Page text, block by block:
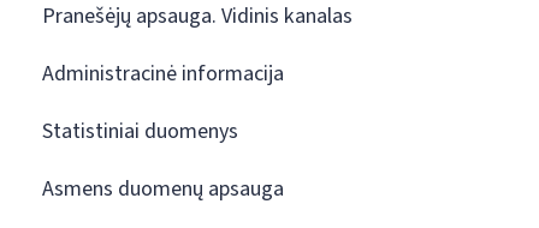
Pranešėjų apsauga. Vidinis kanalas
Administracinė informacija
Statistiniai duomenys
Asmens duomenų apsauga